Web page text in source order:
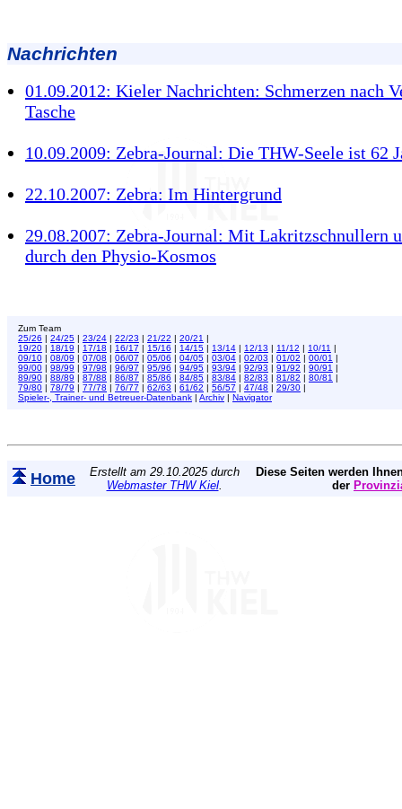
Nachrichten
01.09.2012: Kieler Nachrichten: Schmerzen nach
Tasche
10.09.2009: Zebra-Journal: Die THW-Seele ist 62
22.10.2007: Zebra: Im Hintergrund
29.08.2007: Zebra-Journal: Mit Lakritzschnullern
durch den Physio-Kosmos
Zum Team
25/26 | 24/25 | 23/24 | 22/23 | 21/22 | 20/21 |
19/20 | 18/19 | 17/18 | 16/17 | 15/16 | 14/15 | 13/14 | 12/13 | 11/12 | 10/11 |
09/10 | 08/09 | 07/08 | 06/07 | 05/06 | 04/05 | 03/04 | 02/03 | 01/02 | 00/01 |
99/00 | 98/99 | 97/98 | 96/97 | 95/96 | 94/95 | 93/94 | 92/93 | 91/92 | 90/91 |
89/90 | 88/89 | 87/88 | 86/87 | 85/86 | 84/85 | 83/84 | 82/83 | 81/82 | 80/81 |
79/80 | 78/79 | 77/78 | 76/77 | 62/63 | 61/62 | 56/57 | 47/48 | 29/30 |
Spieler-, Trainer- und Betreuer-Datenbank | Archiv | Navigator
Home
Erstellt am 29.10.2025 durch
Webmaster THW Kiel.
Diese Seiten werden
der